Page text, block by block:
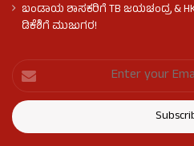
ಬಂಡಾಯ ಶಾಸಕರಿಗೆ TB ಜಯಚಂದ್ರ &
ಡಿಕೆಶಿಗೆ ಮುಜುಗರ!